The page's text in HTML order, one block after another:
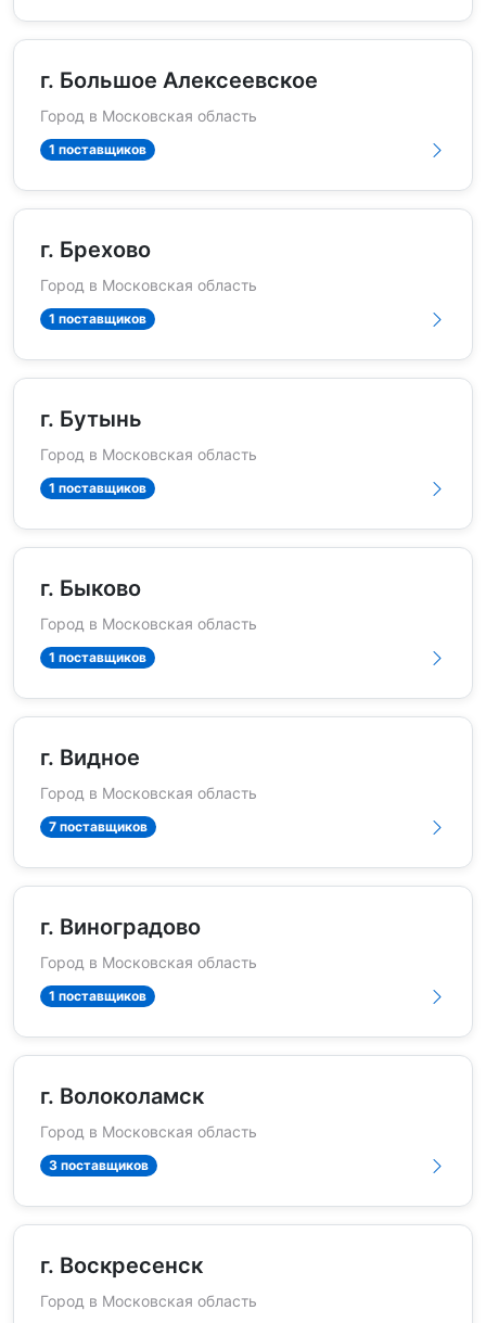
г. Большое Алексеевское
Город в Московская область
1 поставщиков
г. Брехово
Город в Московская область
1 поставщиков
г. Бутынь
Город в Московская область
1 поставщиков
г. Быково
Город в Московская область
1 поставщиков
г. Видное
Город в Московская область
7 поставщиков
г. Виноградово
Город в Московская область
1 поставщиков
г. Волоколамск
Город в Московская область
3 поставщиков
г. Воскресенск
Город в Московская область